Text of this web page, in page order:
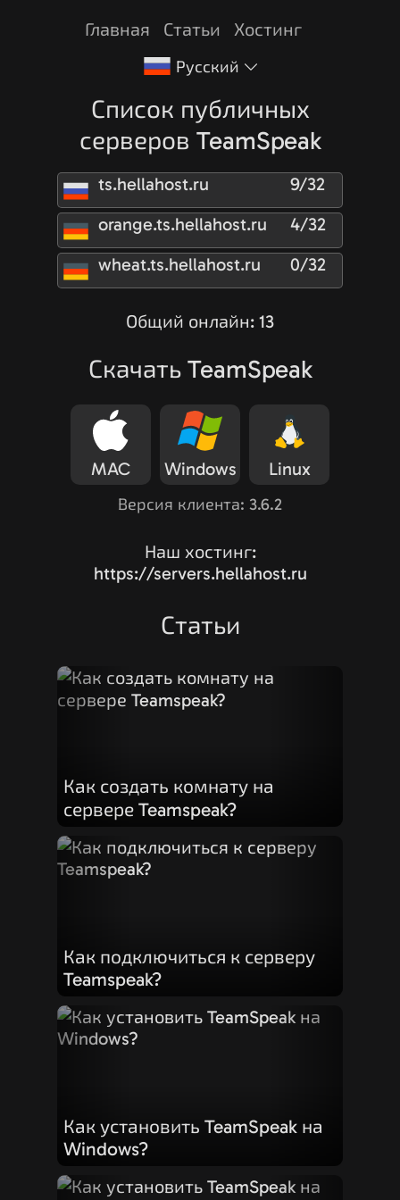
Главная Статьи Хостинг
Русский
Список публичных
серверов TeamSpeak
ts.hellahost.ru
9/32
orange.ts.hellahost.ru
4/32
wheat.ts.hellahost.ru
0/32
Общий онлайн: 13
Скачать TeamSpeak
MAC Windows Linux
Версия клиента: 3.6.2
Наш хостинг:
https://servers.hellahost.ru
Статьи
Как создать комнату на
сервере Teamspeak?
Как подключиться к серверу
Teamspeak?
Как установить TeamSpeak на
Windows?